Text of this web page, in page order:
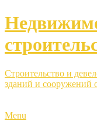
Строительство и
зданий и сооружений
Menu